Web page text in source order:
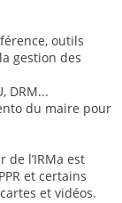
outils
gestion des
DRM...
du maire pour
de l’IRMa est
et certains
et vidéos.